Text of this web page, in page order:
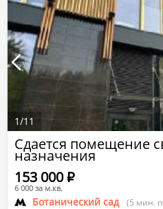
Сдается помещение
назначения
Ботанический сад (5 мин.
153 000Р
6 000 за м.кв.
1/11